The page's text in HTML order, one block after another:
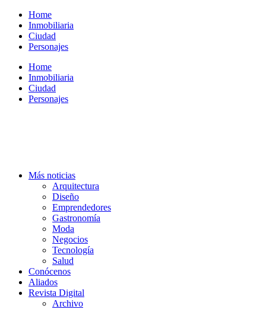
contenido
Home
Inmobiliaria
Ciudad
Personajes
Home
Inmobiliaria
Ciudad
Personajes
Más noticias
Arquitectura
Diseño
Emprendedores
Gastronomía
Moda
Negocios
Tecnología
Salud
Conócenos
Aliados
Revista Digital
Archivo